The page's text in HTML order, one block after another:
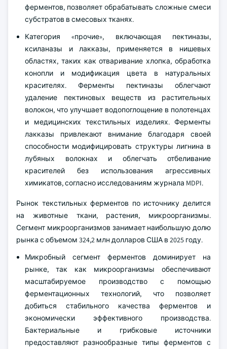
ферментов, позволяет обрабатывать сложные смеси
субстратов в смесовых тканях.
Категория «прочие», включающая пектиназы,
ксиланазы и лакказы, применяется в нишевых
областях, таких как отваривание хлопка, обработка
конопли и модификация цвета в натуральных
красителях. Ферменты пектиназы облегчают
удаление пектиновых веществ из растительных
волокон, что улучшает водопоглощение в полотенцах
и медицинских текстильных изделиях. Ферменты
лакказы привлекают внимание благодаря своей
способности модифицировать структуры лигнина в
лубяных волокнах и облегчать отбеливание
красителей без использования агрессивных
химикатов, согласно исследованиям журнала MDPI.
Рынок текстильных ферментов по источнику делится
на животные ткани, растения, микроорганизмы.
Сегмент микроорганизмов занимает наибольшую долю
рынка с объемом 324,2 млн долларов США в 2025 году.
Микробный сегмент ферментов доминирует на
рынке, так как микроорганизмы обеспечивают
масштабируемое производство с помощью
ферментационных технологий, что позволяет
добиться стабильного качества ферментов и
экономически эффективного производства.
Бактериальные и грибковые источники
предоставляют разнообразные типы ферментов с